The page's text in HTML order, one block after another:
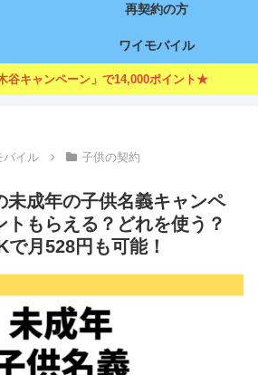
再契約の方
ワイモバイル
谷キャンペーン」で14,000ポイント★
バイル 子供の契約
未成年の子供名義キャンペ
トもらえる？どれを使う？
月528円も可能！